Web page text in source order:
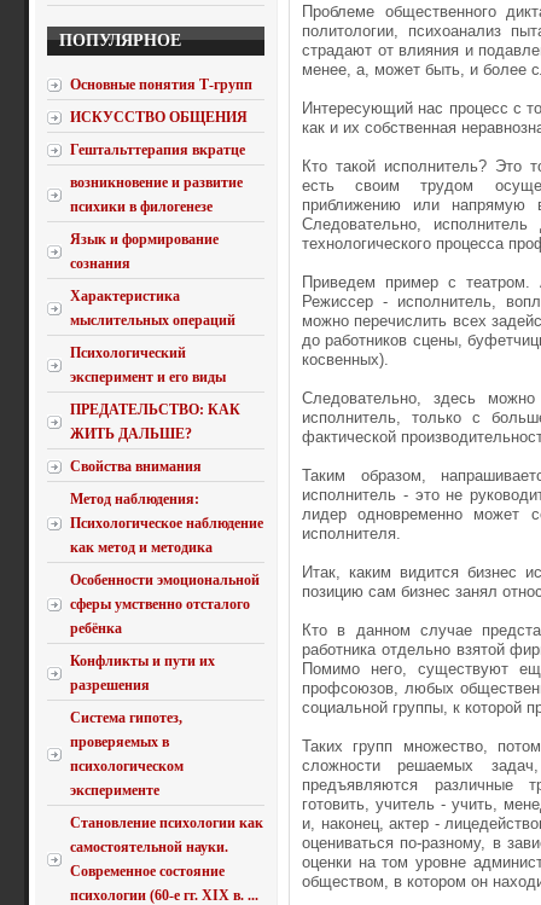
ПОПУЛЯРНОЕ
Основные понятия Т-групп
ИСКУССТВО ОБЩЕНИЯ
Гештальттерапия вкратце
возникновение и развитие
психики в филогенезе
Язык и формирование
сознания
Характеристика
мыслительных операций
Психологический
эксперимент и его виды
ПРЕДАТЕЛЬСТВО: КАК
ЖИТЬ ДАЛЬШЕ?
Свойства внимания
Метод наблюдения:
Психологическое наблюдение
как метод и методика
Особенности эмоциональной
сферы умственно отсталого
ребёнка
Конфликты и пути их
разрешения
Система гипотез,
проверяемых в
психологическом
эксперименте
Становление психологии как
самостоятельной науки.
Современное состояние
психологии (60-е гг. XIX в. ...
Проблеме общественного
политологии, психоанализ
страдают от влияния и
менее, а, может быть, и более
Интересующий нас процесс с
как и их собственная
Кто такой исполнитель? Это
есть своим трудом
приближению или напрямую
Следовательно,
технологического процесса
Приведем пример с театром.
Режиссер - исполнитель,
можно перечислить всех
до работников сцены,
косвенных).
Следовательно, здесь
исполнитель, только с
фактической
Таким образом,
исполнитель - это не
лидер одновременно может
исполнителя.
Итак, каким видится бизнес
позицию сам бизнес занял
Кто в данном случае
работника отдельно взятой
Помимо него, существуют
профсоюзов, любых
социальной группы, к которой
Таких групп множество,
сложности решаемых
предъявляются различные
готовить, учитель - учить,
и, наконец, актер -
оцениваться по-разному, в
оценки на том уровне
обществом, в котором он